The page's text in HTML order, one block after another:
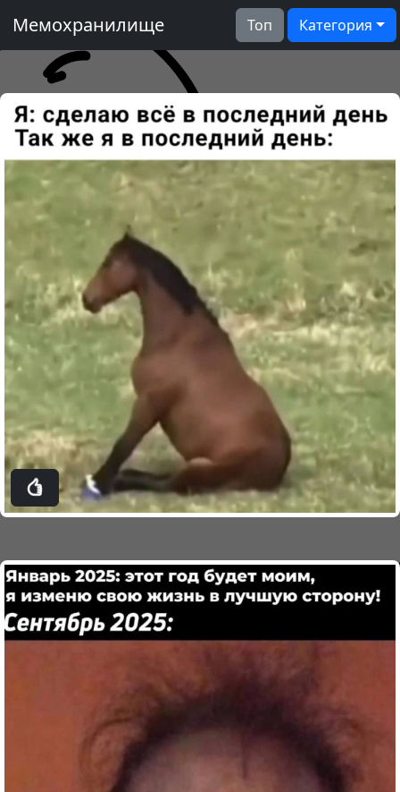
Мемохранилище Топ Категория